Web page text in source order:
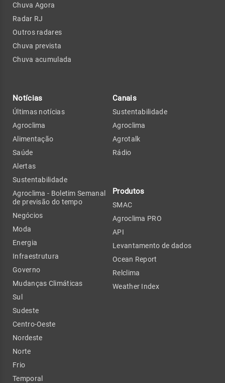
Chuva Agora
Radar RJ
Outros radares
Chuva prevista
Chuva acumulada
Notícias
Últimas notícias
Agroclima
Alimentação
Saúde
Alertas
Sustentabilidade
Agroclima - Boletim Semanal
de previsão do tempo
Negócios
Moda
Energia
Infraestrutura
Governo
Mudanças Climáticas
Sul
Sudeste
Centro-Oeste
Nordeste
Norte
Frio
Temporal
Canais
Sustentabilidade
Agroclima
Agrotalk
Rádio
Produtos
SMAC
Agroclima PRO
API
Levantamento de dados
Ocean Report
Relclima
Weather Index